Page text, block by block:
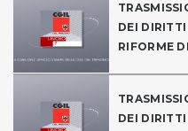
DEI
RIFORME
DEI